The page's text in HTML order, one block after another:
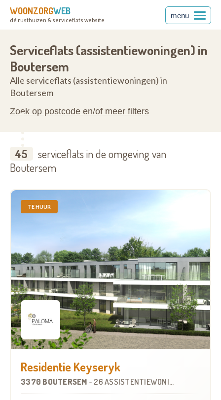
WOONZORGWEB
dé rusthuizen & serviceflats website
menu
Serviceflats (assistentiewoningen) in
Boutersem
Alle serviceflats (assistentiewoningen) in
Boutersem
Zoek op postcode en/of meer filters
45
serviceflats in de omgeving van
Boutersem
TE HUUR
Residentie Keyseryk
3370 BOUTERSEM - 26 ASSISTENTIEWONINGEN